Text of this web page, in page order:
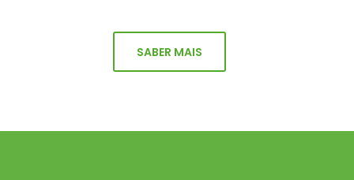
SABER MAIS